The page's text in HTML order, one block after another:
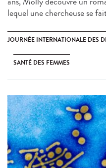
lequel une chercheuse se
JOURNÉE INTERNATIONALE DES
SANTÉ DES FEMMES